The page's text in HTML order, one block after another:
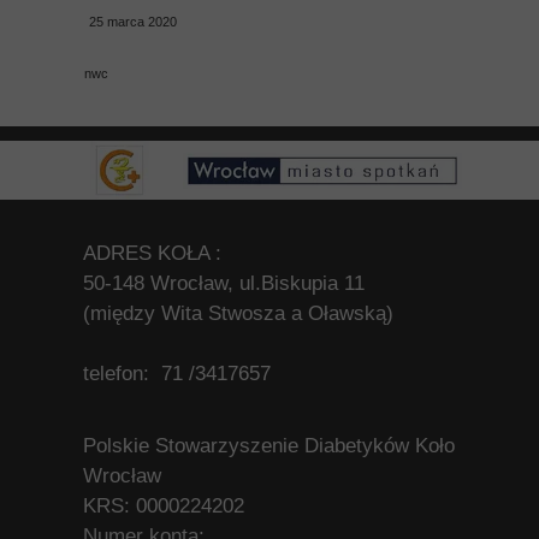
nwc
25 marca 2020
ADRES KOŁA :
50-148 Wrocław, ul.Biskupia 11
(między Wita Stwosza a Oławską)
telefon: 71 /3417657
Polskie Stowarzyszenie Diabetyków Koło
Wrocław
KRS: 0000224202